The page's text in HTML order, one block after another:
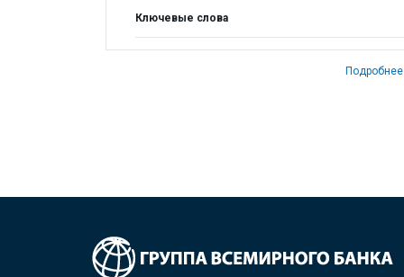
Ключевые слова
Подробнее